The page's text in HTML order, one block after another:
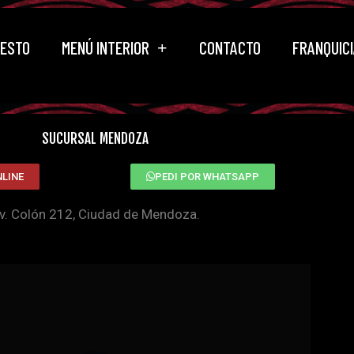
MENÚ INTERIOR CONTACTO
SUCURSAL MENDOZA
PEDI POR WHATSAPP
Colón 212, Ciudad de Mendoza.